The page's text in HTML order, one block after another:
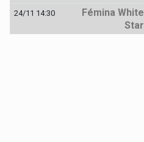
24/11 14:30
Fémina White
Star